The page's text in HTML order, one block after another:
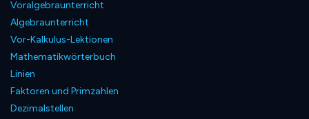
Voralgebraunterricht
Algebraunterricht
Vor-Kalkulus-Lektionen
Mathematikwörterbuch
Linien
Faktoren und Primzahlen
Dezimalstellen